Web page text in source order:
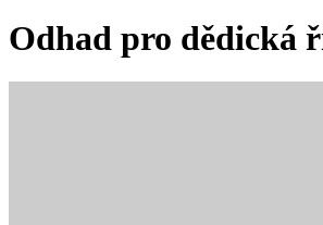
Odhad pro dědická